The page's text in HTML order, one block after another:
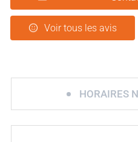
Voir tous les avis
HORAIRES